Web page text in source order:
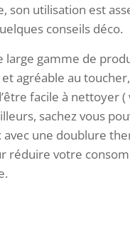
son utilisation est
conseils déco.
large gamme de
agréable au
facile à nettoyer (
sachez vous
avec une doublure
réduire votre